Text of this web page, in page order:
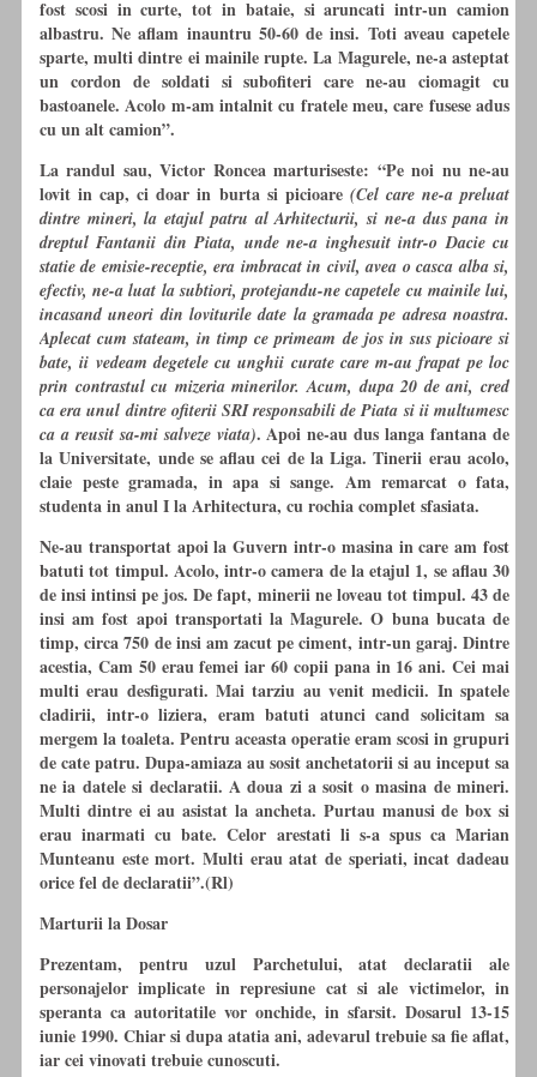
fost scosi in curte, tot in bataie, si aruncati intr-un camion
albastru. Ne aflam inauntru 50-60 de insi. Toti aveau capetele
sparte, multi dintre ei mainile rupte. La Magurele, ne-a asteptat
un cordon de soldati si subofiteri care ne-au ciomagit cu
bastoanele. Acolo m-am intalnitcu fratele meu, care fusese adus
cuun alt camion”.
La randul sau, Victor Roncea marturiseste: “Pe noi nu ne-au
lovit in cap, ci doar in burta si picioare (Cel care ne-a preluat
dintre mineri, la etajul patru al Arhitecturii, si ne-a dus pana in
dreptul Fantanii din Piata, unde ne-a inghesuit intr-o Dacie cu
statie de emisie-receptie, era imbracat in civil, avea o casca alba si,
efectiv, ne-a luat la subtiori, protejandu-ne capetele cu mainile lui,
incasand uneori din loviturile date la gramada pe adresa noastra.
Aplecat cum stateam, in timp ce primeam de jos in sus picioare si
bate, ii vedeam degetele cu unghii curate care m-au frapat pe loc
prin contrastul cu mizeria minerilor. Acum, dupa 20 de ani, cred
ca era unul dintre ofiterii SRI responsabili de Piata si ii multumesc
ca a reusit sa-mi salveze viata). Apoi ne-au dus langa fantana de
la Universitate, unde se aflau cei de la Liga. Tinerii erau acolo,
claie peste gramada, in apa si sange. Am remarcat o fata,
studenta in anul I la Arhitectura, curochia complet sfasiata.
Ne-au transportat apoi la Guvern intr-o masina in care am fost
batuti tot timpul. Acolo, intr-o camera de la etajul 1, se aflau 30
de insi intinsi pe jos. De fapt, minerii ne loveau tot timpul. 43 de
insi am fost apoi transportati la Magurele. O buna bucata de
timp, circa 750 de insi am zacut pe ciment, intr-un garaj. Dintre
acestia, Cam 50 erau femei iar 60 copii pana in 16 ani. Cei mai
multi erau desfigurati. Mai tarziu au venit medicii. In spatele
cladirii, intr-o liziera, eram batuti atunci cand solicitam sa
mergem la toaleta. Pentru aceasta operatie eram scosi in grupuri
de cate patru. Dupa-amiaza au sosit anchetatorii si au inceput sa
ne ia datele si declaratii. A doua zi a sosit o masina de mineri.
Multi dintre ei au asistat la ancheta. Purtau manusi de box si
erau inarmaticu bate. Celor arestati li s-a spus ca Marian
Munteanu este mort. Multi erau atat de speriati, incat dadeau
orice fel de declaratii”.(Rl)
Marturii la Dosar
Prezentam, pentru uzul Parchetului, atat declaratii ale
personajelor implicate in represiune cat si ale victimelor, in
speranta ca autoritatile vor onchide, in sfarsit. Dosarul 13-15
iunie 1990. Chiar si dupa atatia ani, adevarul trebuie sa fie aflat,
iar cei vinovati trebuie cunoscuti.